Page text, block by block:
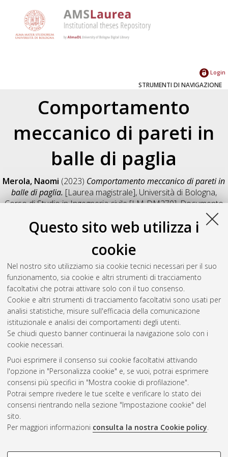
Questo sito web utilizza i
cookie
Nel nostro sito utilizziamo sia cookie tecnici necessari per il suo
funzionamento, sia cookie e altri strumenti di tracciamento
facoltativi che potrai attivare solo con il tuo consenso.
Cookie e altri strumenti di tracciamento facoltativi sono usati per
analisi statistiche, misure sull'efficacia della comunicazione
istituzionale e analisi dei comportamenti degli utenti.
Se chiudi questo banner continuerai la navigazione solo con i
cookie necessari.
Puoi esprimere il consenso sui cookie facoltativi attivando
l'opzione in "Personalizza cookie" e, se vuoi, potrai esprimere
consensi più specifici in "Mostra cookie di profilazione".
Potrai sempre rivedere le tue scelte e verificare lo stato dei
consensi rientrando nella sezione "Impostazione cookie" del
sito.
Per maggiori informazioni consulta la nostra Cookie policy.
Login
STRUMENTI DI NAVIGAZIONE
Comportamento
meccanico di pareti in
balle di paglia
Merola, Naomi (2023) Comportamento meccanico di pareti in
balle di paglia. [Laurea magistrale], Università di Bologna,
Corso di Studio inIngegneria civile [LM-DM270], Documento
Salva citazione
Condividi
Il full-text non è disponibile per scelta dell'autore. (
Abstract
Altri metadati
Gestione del documento:
Atom
Rss 1.0
Rss 2.0
AMS Laurea
Impostazioni Cookie